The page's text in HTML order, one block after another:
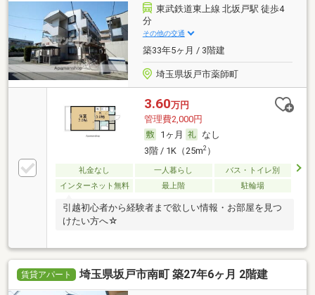
東武鉄道東上線 北坂戸駅 徒歩4
分
その他の交通
築33年5ヶ月 / 3階建
埼玉県坂戸市薬師町
3.60万円
管理費2,000円
1ヶ月
なし
3階 / 1K（25m2）
礼金なし 一人暮らし
バス・トイレ別
インターネット無料
最上階 駐輪場
引越初心者から経験者まで欲しい情報・お部屋を見つ
けたい方へ☆
賃貸アパート 埼玉県坂戸市南町 築27年6ヶ月 2階建